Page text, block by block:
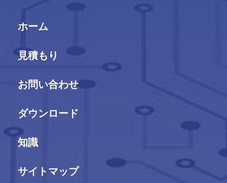
ホーム
見積もり
お問い合わせ
ダウンロード
知識
サイトマップ